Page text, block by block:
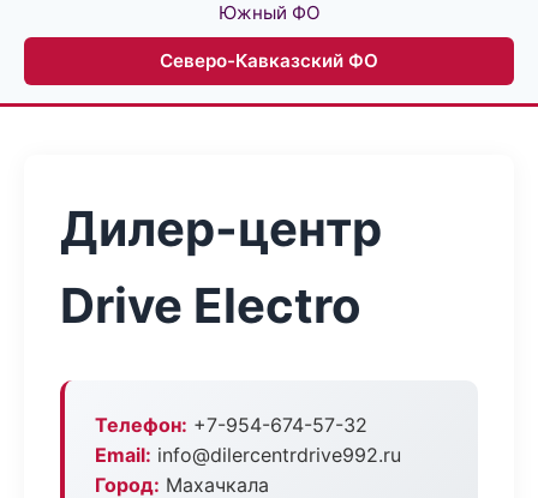
Южный ФО
Северо-Кавказский ФО
Дилер-центр
Drive Electro
Телефон: +7-954-674-57-32
Email: info@dilercentrdrive992.ru
Город: Махачкала